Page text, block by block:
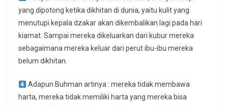
yang dipotong ketika dikhitan di dunia, yaitu kulit yang
menutupi kepala dzakar akan dikembalikan lagi pada hari
kiamat. Sampai mereka dikeluarkan dari kubur mereka
sebagaimana mereka keluar dari perut ibu-ibu mereka
belum dikhitan.
Adapun Buhman artinya : mereka tidak membawa
harta, mereka tidak memiliki harta yang mereka bisa